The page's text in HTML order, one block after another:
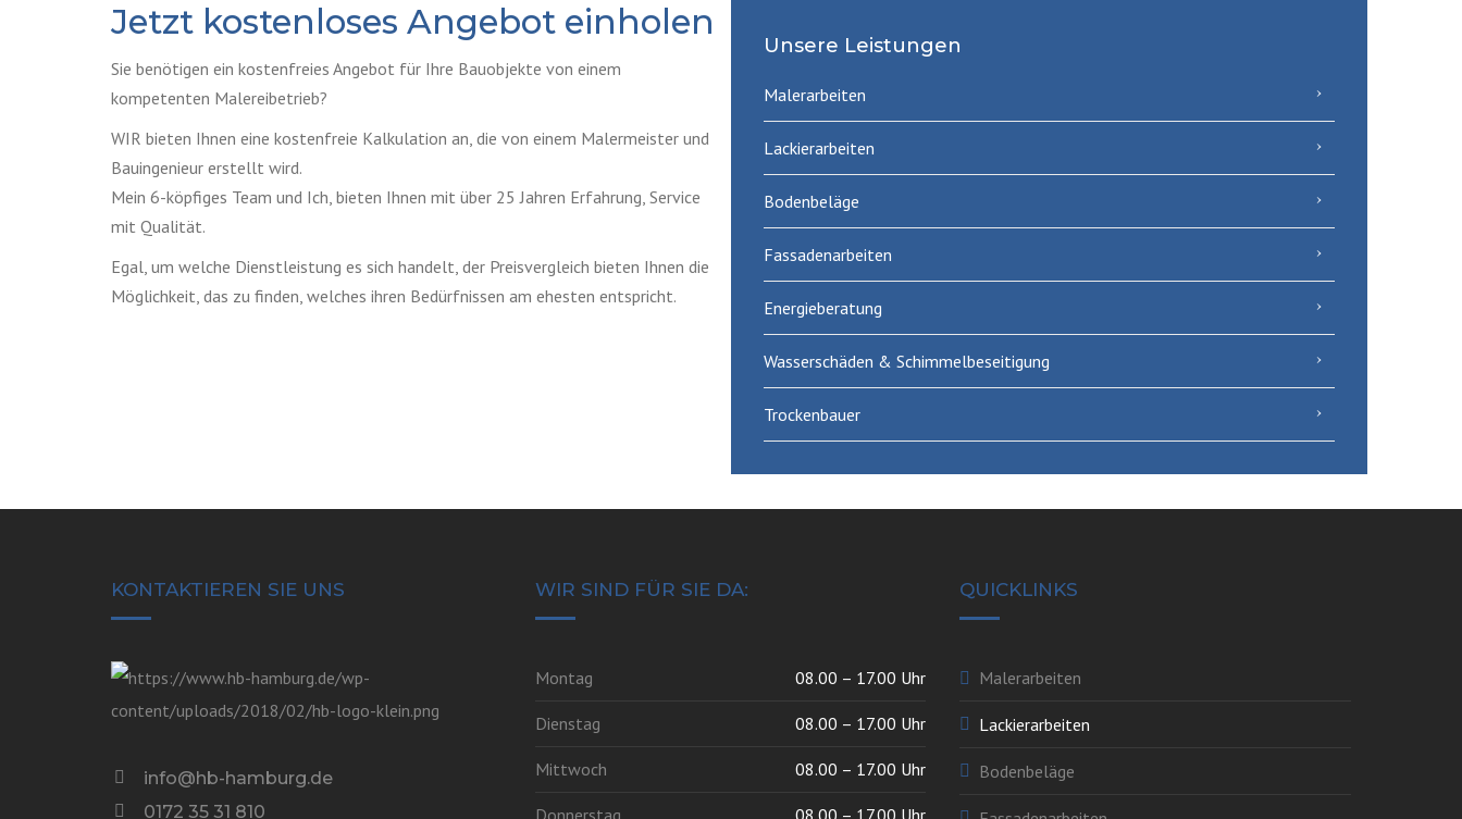
Jetzt kostenloses Angebot einholen
Sie benötigen ein kostenfreies Angebot für Ihre Bauobjekte von einem
kompetenten Malereibetrieb?
WIR bieten Ihnen eine kostenfreie Kalkulation an, die von einem Malermeister und
Bauingenieur erstellt wird.
Mein 6-köpfiges Team und Ich, bieten Ihnen mit über 25 Jahren Erfahrung, Service
mit Qualität.
Egal, um welche Dienstleistung es sich handelt, der Preisvergleich bieten Ihnen die
Möglichkeit, das zu finden, welches ihren Bedürfnissen am ehesten entspricht.
Unsere Leistungen
Malerarbeiten
Lackierarbeiten
Bodenbeläge
Fassadenarbeiten
Energieberatung
Wasserschäden & Schimmelbeseitigung
Trockenbauer
KONTAKTIEREN SIE UNS
info@hb-hamburg.de
0172 35 31 810
WIR SIND FÜR SIE DA:
Montag 08.00 – 17.00 Uhr
Dienstag 08.00 – 17.00 Uhr
Mittwoch 08.00 – 17.00 Uhr
Donnerstag 08.00 – 17.00 Uhr
QUICKLINKS
Malerarbeiten
Lackierarbeiten
Bodenbeläge